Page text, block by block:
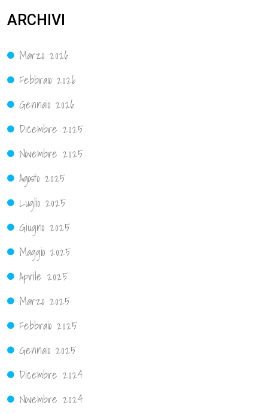
ARCHIVI
Marzo 2026
Febbraio 2026
Gennaio 2026
Dicembre 2025
Novembre 2025
Agosto 2025
Luglio 2025
Giugno 2025
Maggio 2025
Aprile 2025
Marzo 2025
Febbraio 2025
Gennaio 2025
Dicembre 2024
Novembre 2024